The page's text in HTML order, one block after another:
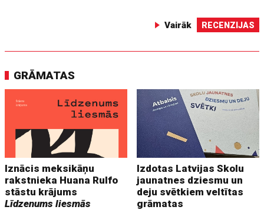
Vairāk RECENZIJAS
GRĀMATAS
Iznācis meksikāņu
rakstnieka Huana Rulfo
stāstu krājums
Līdzenums liesmās
Izdotas Latvijas Skolu
jaunatnes dziesmu un
deju svētkiem veltītas
grāmatas